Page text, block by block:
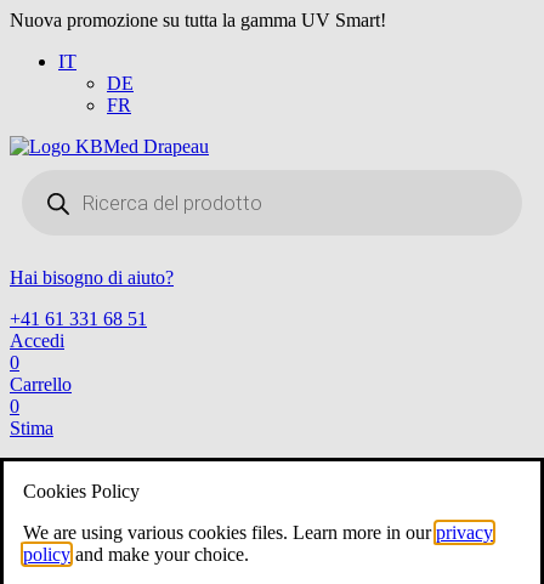
Nuova promozione su tutta la gamma UV Smart!
IT
DE
FR
search
Hai bisogno di aiuto?
+41 61 331 68 51
Accedi
0
Carrello
0
Stima
Negozio
ORL
ORL
Cookies Policy
We are using various cookies files. Learn more in ourprivacy
policy and make your choice.